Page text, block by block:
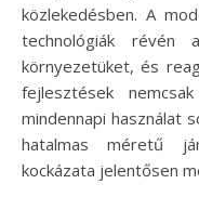
közlekedésben. A
technológiák révén
környezetüket, és
fejlesztések
mindennapi használat
hatalmas méretű
kockázata jelentősen